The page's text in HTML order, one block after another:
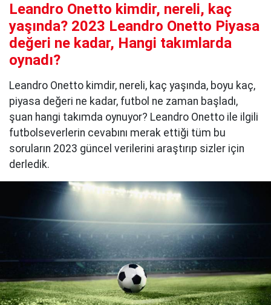
Leandro Onetto kimdir, nereli, kaç
yaşında? 2023 Leandro Onetto Piyasa
değeri ne kadar, Hangi takımlarda
oynadı?
Leandro Onetto kimdir, nereli, kaç yaşında, boyu kaç,
piyasa değeri ne kadar, futbol ne zaman başladı,
şuan hangi takımda oynuyor? Leandro Onetto ile ilgili
futbolseverlerin cevabını merak ettiği tüm bu
soruların 2023 güncel verilerini araştırıp sizler için
derledik.